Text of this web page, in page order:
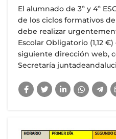
El alumnado de 3º y 4º
de los ciclos formativos
debe realizar
Escolar Obligatorio (1,12
siguiente dirección web,
Secretaría